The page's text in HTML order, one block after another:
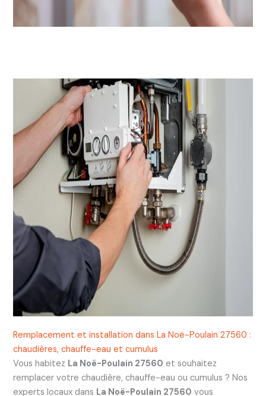
Remplacement et installation dans La Noë-Poulain 27560 :
chaudières, chauffe-eau et cumulus
Vous habitez La Noë-Poulain 27560 et souhaitez
remplacer votre chaudière, chauffe-eau ou cumulus ? Nos
experts locaux dans La Noë-Poulain 27560 vous